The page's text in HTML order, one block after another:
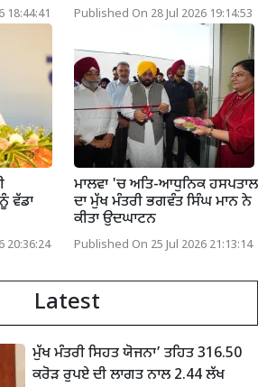
18:44:41 Published On 28 Jul 2026 19:14:53
ਵੱਡਾ
20:36:24
ਮਾਲਵਾ 'ਚ ਅਤਿ-ਆਧੁਨਿਕ ਹਸਪਤਾਲ
ਦਾ ਮੁੱਖ ਮੰਤਰੀ ਭਗਵੰਤ ਸਿੰਘ ਮਾਨ ਨੇ
ਕੀਤਾ ਉਦਘਾਟਨ
Published On 25 Jul 2026 21:13:14
Latest
ਮੁੱਖ ਮੰਤਰੀ ਸਿਹਤ ਯੋਜਨਾ’ ਤਹਿਤ 316.50
ਕਰੋੜ ਰੁਪਏ ਦੀ ਲਾਗਤ ਨਾਲ 2.44 ਲੱਖ